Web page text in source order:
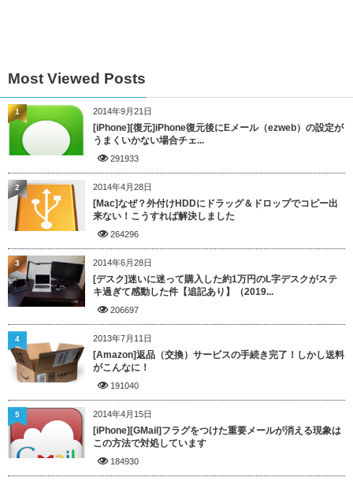
Most Viewed Posts
2014年9月21日
[iPhone][復元]iPhone復元後にEメール（ezweb）の設定が
うまくいかない場合チェ...
291933
1
2014年4月28日
[Mac]なぜ？外付けHDDにドラッグ＆ドロップでコピー出
来ない！こうすれば解決しました
264296
2
2014年6月28日
[デスク]迷いに迷って購入した約1万円のL字デスクがステ
キ過ぎて感動した件【追記あり】（2019...
206697
3
2013年7月11日
[Amazon]返品（交換）サービスの手続き完了！しかし送料
がこんなに！
191040
4
2014年4月15日
[iPhone][GMail]フラグをつけた重要メールが消える現象は
この方法で対処しています
184930
5